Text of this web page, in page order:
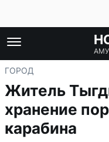
ГОРОД
Житель
хранение
карабина